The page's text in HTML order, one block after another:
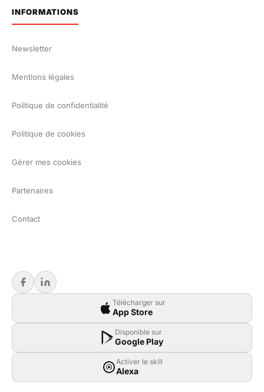
INFORMATIONS
Newsletter
Mentions légales
Politique de confidentialité
Politique de cookies
Gérer mes cookies
Partenaires
Contact
Télécharger sur
App Store
Disponible sur
Google Play
Activer le skill
Alexa